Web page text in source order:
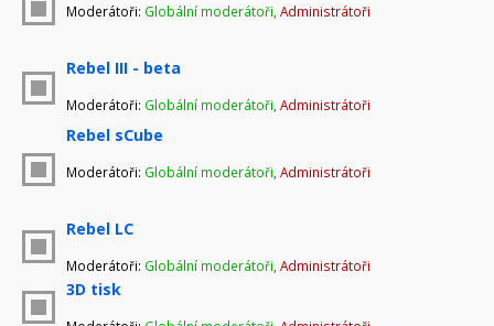
Moderátoři: Globální moderátoři Administrátoři
Rebel III - beta
Moderátoři: Globální moderátoři Administrátoři
Rebel sCube
Moderátoři: Globální moderátoři Administrátoři
Rebel LC
Moderátoři: Globální moderátoři Administrátoři
3D tisk